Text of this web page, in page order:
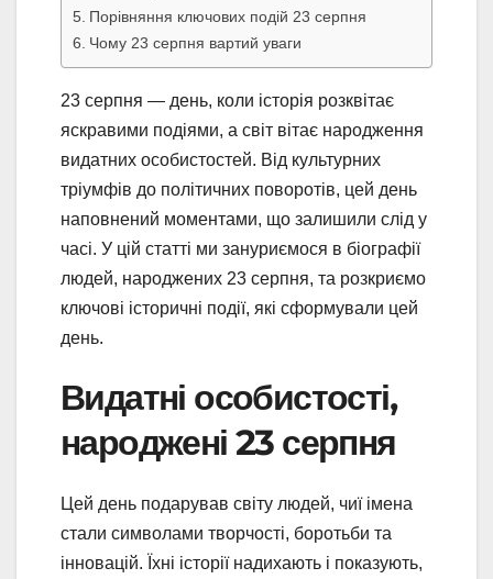
Порівняння ключових подій 23 серпня
Чому 23 серпня вартий уваги
23 серпня — день, коли історія розквітає
яскравими подіями, а світ вітає народження
видатних особистостей. Від культурних
тріумфів до політичних поворотів, цей день
наповнений моментами, що залишили слід у
часі. У цій статті ми зануриємося в біографії
людей, народжених 23 серпня, та розкриємо
ключові історичні події, які сформували цей
день.
Видатні особистості,
народжені 23 серпня
Цей день подарував світу людей, чиї імена
стали символами творчості, боротьби та
інновацій. Їхні історії надихають і показують,